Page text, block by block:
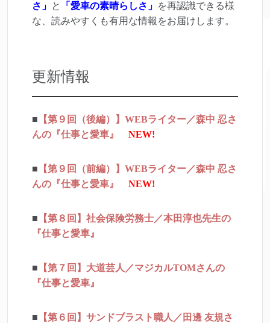
さ」 と 「愛車の素晴らしさ」 を再認識できる様
な、読みやすくも有用な情報をお届けします。
更新情報
■ 【第９回（後編）】WEBライター／森中 忍さ
んの『仕事と愛車』
NEW!
■ 【第９回（前編）】WEBライター／森中 忍さ
んの『仕事と愛車』
NEW!
■ 【第８回】社会保険労務士／本田淳也先生の
『仕事と愛車』
■ 【第７回】大道芸人／マジカルTOMさんの
『仕事と愛車』
■ 【第６回】サンドブラスト職人／田邊 友規さ